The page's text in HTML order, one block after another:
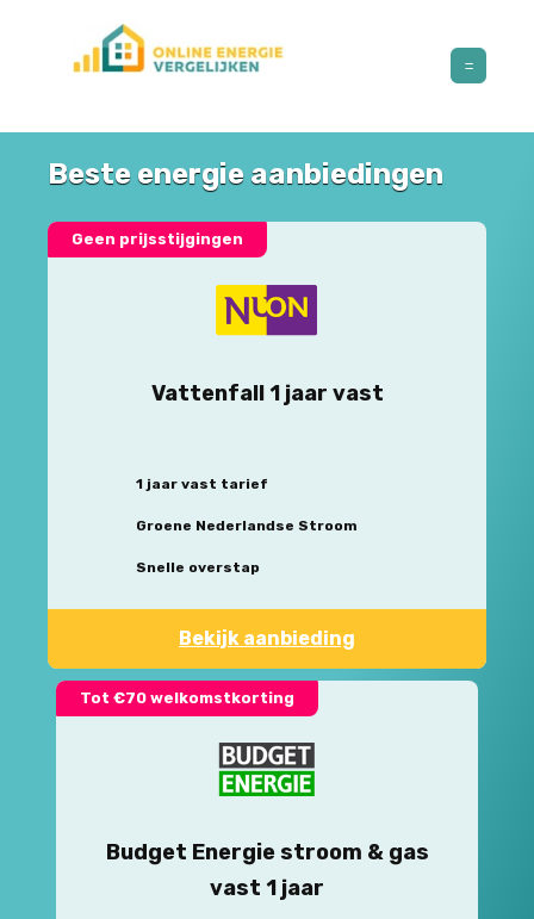
Beste energie aanbiedingen
Geen prijsstijgingen
Vattenfall 1 jaar vast
1 jaar vast tarief
Groene Nederlandse Stroom
Snelle overstap
Bekijk aanbieding
Tot €70 welkomstkorting
Budget Energie stroom & gas
vast 1 jaar